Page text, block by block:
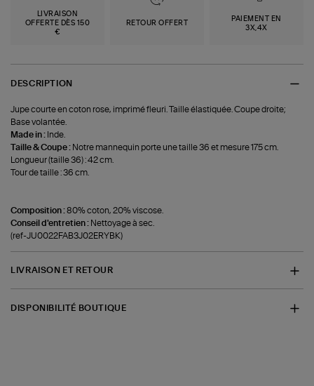
LIVRAISON
OFFERTE DÈS 150
€
RETOUR OFFERT
PAIEMENT EN
3X,4X
DESCRIPTION
Jupe courte en coton rose, imprimé fleuri. Taille élastiquée. Coupe droite;
Base volantée.
Made in : Inde.
Taille & Coupe : Notre mannequin porte une taille 36 et mesure 175 cm.
Longueur (taille 36) : 42 cm.
Tour de taille : 36 cm.
Composition :80% coton, 20% viscose.
Conseil d'entretien : Nettoyage à sec.
(ref-JU0022FAB3J02ERYBK)
LIVRAISON ET RETOUR
DISPONIBILITÉ BOUTIQUE